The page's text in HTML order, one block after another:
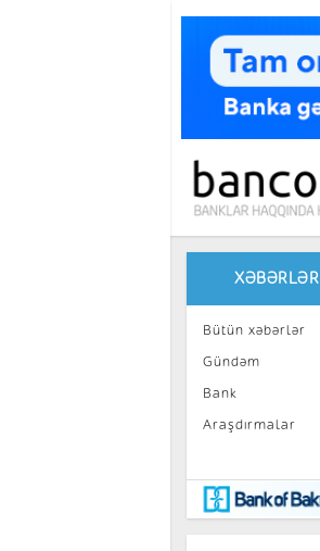
XƏBƏRLƏR
Bütün xəbərlər
Gündəm
Bank
Araşdırmalar
Maraqlı
BancoTV